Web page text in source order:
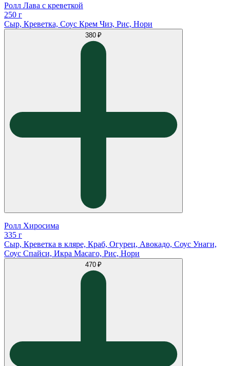
Ролл Лава с креветкой
250 г
Сыр, Креветка, Соус Крем Чиз, Рис, Нори
380 ₽
Ролл Хиросима
335 г
Сыр, Креветка в кляре, Краб, Огурец, Авокадо, Соус Унаги,
Соус Спайси, Икра Масаго, Рис, Нори
470 ₽